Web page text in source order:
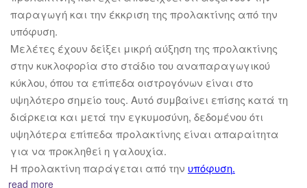
παραγωγή και την έκκριση της προλακτίνης από την
υπόφυση.
Μελέτες έχουν δείξει μικρή αύξηση της προλακτίνης
στην κυκλοφορία στο στάδιο του αναπαραγωγικού
κύκλου, όπου τα επίπεδα οιστρογόνων είναι στο
υψηλότερο σημείο τους. Αυτό συμβαίνει επίσης κατά τη
διάρκεια και μετά την εγκυμοσύνη, δεδομένου ότι
υψηλότερα επίπεδα προλακτίνης είναι απαραίτητα
για να προκληθεί η γαλουχία.
Η προλακτίνη παράγεται από την υπόφυση.
read more